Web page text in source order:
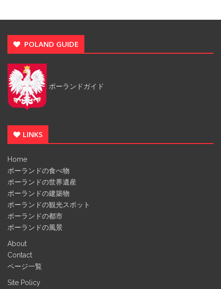
POLAND GUIDE
ポーランドガイド
LINKS
Home
ポーランドの食べ物
ポーランドの世界遺産
ポーランドの建築物
ポーランドの観光スポット
ポーランドの都市
ポーランドの風景
About
Contact
ページ一覧
Site Policy